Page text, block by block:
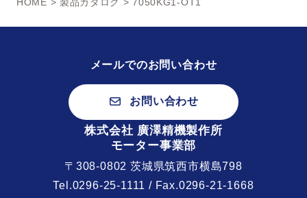
メールでのお問い合わせ
お問い合わせ
株式会社 廣澤精機製作所
モーター事業部
〒308-0802 茨城県筑西市横島798
Tel.0296-25-1111 / Fax.0296-21-1668